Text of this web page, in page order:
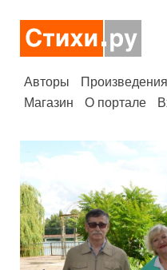
Авторы Произведения
Магазин
О портале